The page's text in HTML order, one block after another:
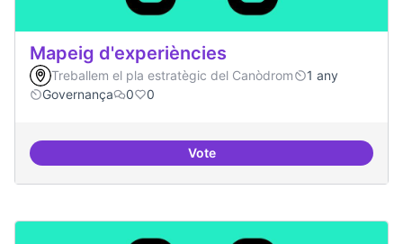
Mapeig d'experiències
Treballem el pla estratègic del Canòdrom
1 any
Governança
0 0
VoteMapeig d'experiències